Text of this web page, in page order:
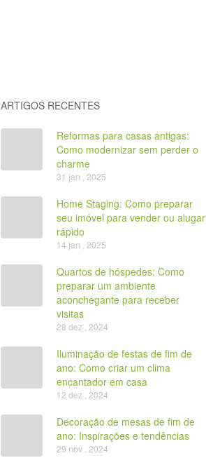
ARTIGOS RECENTES
Reformas para casas antigas:
Como modernizar sem perder o
charme
31 jan , 2025
Home Staging: Como preparar
seu imóvel para vender ou alugar
rápido
14 jan , 2025
Quartos de hóspedes: Como
preparar um ambiente
aconchegante para receber
visitas
28 dez , 2024
Iluminação de festas de fim de
ano: Como criar um clima
encantador em casa
12 dez , 2024
Decoração de mesas de fim de
ano: Inspirações e tendências
29 nov , 2024